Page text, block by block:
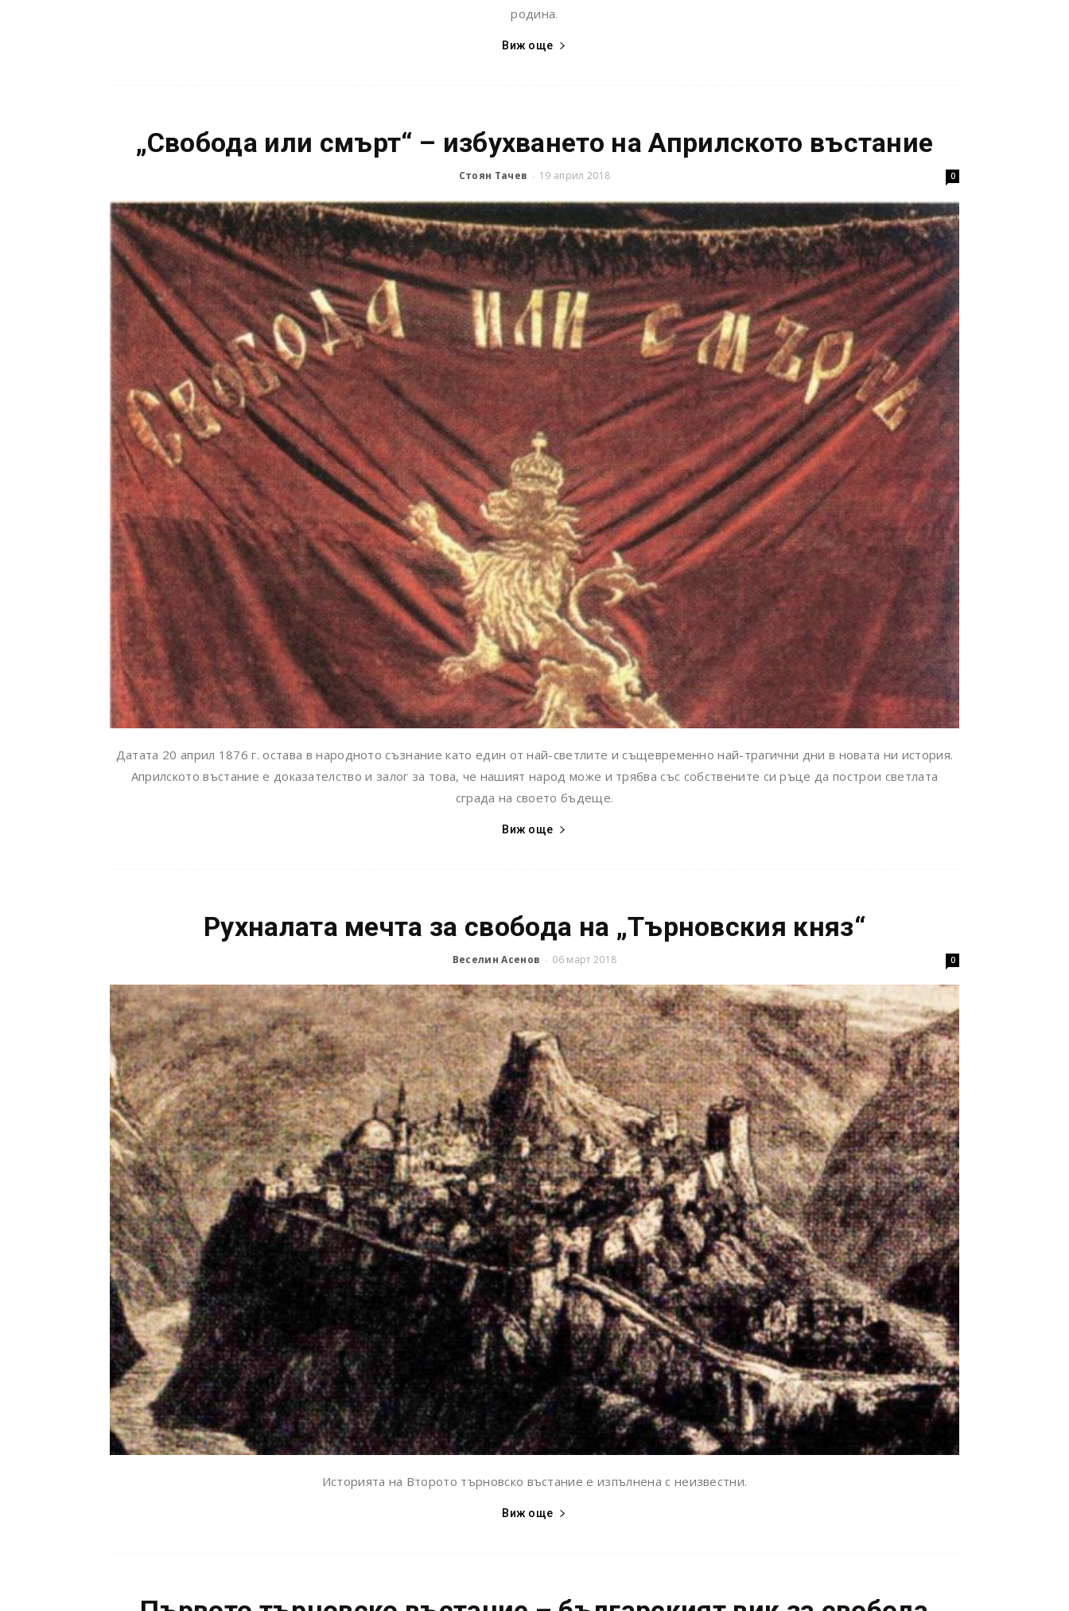
родина.
Виж още
„Свобода или смърт“ – избухването на Априлското въстание
Стоян Тачев - 19 април 2018 0
Датата 20 април 1876 г. остава в народното съзнание като един от най-светлите и същевременно най-трагични дни в новата ни история.
Априлското въстание е доказателство и залог за това, че нашият народ може и трябва със собствените си ръце да построи светлата
сграда на своето бъдеще.
Виж още
Рухналата мечта за свобода на „Търновския княз“
Веселин Асенов - 06 март 2018 0
Историята на Второто търновско въстание е изпълнена с неизвестни.
Виж още